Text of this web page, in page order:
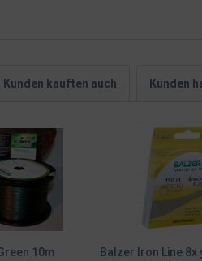
Kunden kauften auch Kunden
10m
Balzer Iron Line 8x